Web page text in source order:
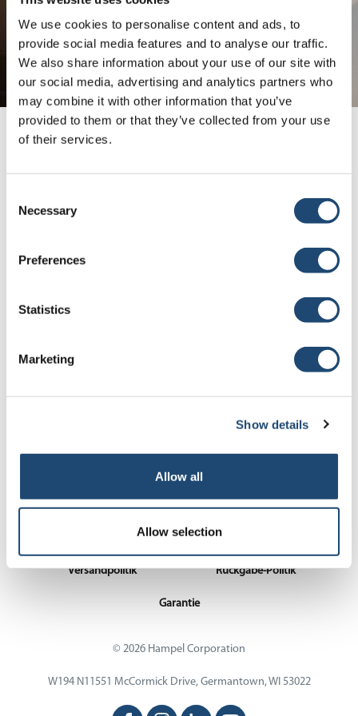
We use cookies to personalise content and ads, to
provide social media features and to analyse our traffic.
We also share information about your use of our site with
our social media, advertising and analytics partners who
may combine it with other information that you’ve
provided to them or that they’ve collected from your use
of their services.
Selection
Necessary
Preferences
Statistics
Marketing
Show details
Allow all
Allow selection
Kälberaufzucht und können Ihnen dabei helfen, die beste und
Händler finden
Versandpolitik Rückgabe-Politik
Garantie
© 2026 Hampel Corporation
W194 N11551 McCormick Drive, Germantown, WI 53022